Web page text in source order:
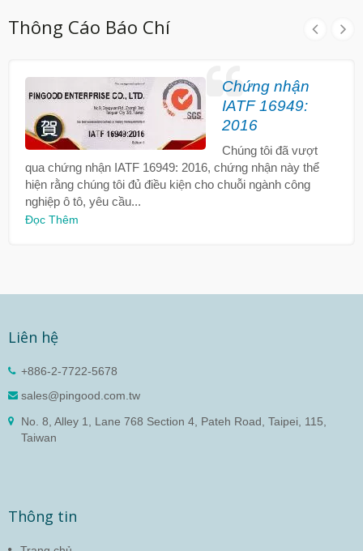
Thông Cáo Báo Chí
Chứng nhận
IATF 16949:
2016
Chúng tôi đã vượt
qua chứng nhận IATF 16949: 2016, chứng nhận này thể
hiện rằng chúng tôi đủ điều kiện cho chuỗi ngành công
nghiệp ô tô, yêu cầu...
Đọc Thêm
Liên hệ
+886-2-7722-5678
sales@pingood.com.tw
No. 8, Alley 1, Lane 768 Section 4, Pateh Road, Taipei, 115,
Taiwan
Thông tin